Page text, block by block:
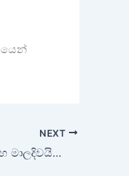
NEXT
MTU සහ DIMO සහයෝගීතාවයෙන් ශ්‍රී ලංකාවේ සහ මාලදිවයිනේ නාවික සහ ඉංජිනේරු අංශ සවිබල ගැන්වේ